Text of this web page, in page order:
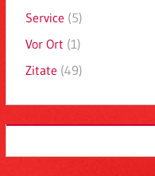
Service (5)
Vor Ort (1)
Zitate (49)